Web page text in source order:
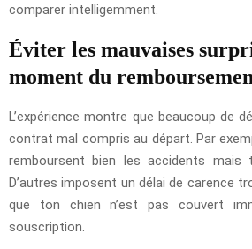
comparer intelligemment.
Éviter les mauvaises
moment du
L’expérience montre que beaucoup de
contrat mal compris au départ. Par
remboursent bien les accidents mais
D’autres imposent un délai de carence
que ton chien n’est pas couvert
souscription.